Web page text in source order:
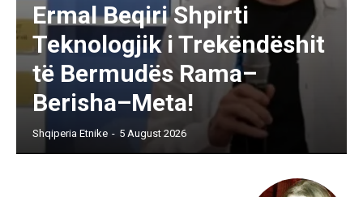
Ermal Beqiri Shpirti
Teknologjik i Trekëndëshit
të Bermudës Rama–
Berisha–Meta!
Shqiperia Etnike - 5 August 2026